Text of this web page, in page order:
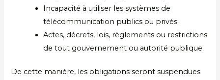
Incapacité à utiliser les systèmes de
télécommunication publics ou privés.
Actes, décrets, lois, règlements ou restrictions
de tout gouvernement ou autorité publique.
De cette manière, les obligations seront suspendues